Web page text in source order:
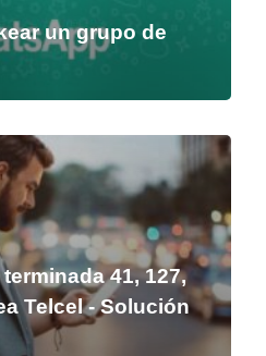
un grupo de
41, 127,
Telcel - Solución